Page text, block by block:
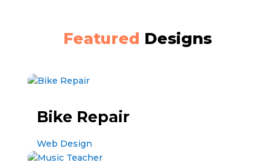
Featured Designs
Bike Repair
Web Design